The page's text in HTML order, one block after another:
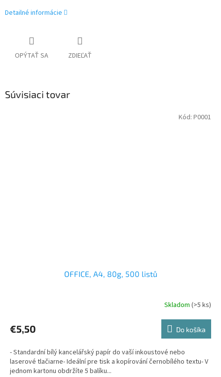
Detailné informácie
OPÝTAŤ SA ZDIEĽAŤ
Súvisiaci tovar
OFFICE, A4, 80g, 500 listů
Skladom (>5 ks)
€5,50 Do košíka
- Standardní bílý kancelářský papír do vaší inkoustové nebo
laserové tlačiarne- Ideální pre tisk a kopírování černobílého textu- V
jednom kartonu obdržíte 5 balíku...
Kód: P0001